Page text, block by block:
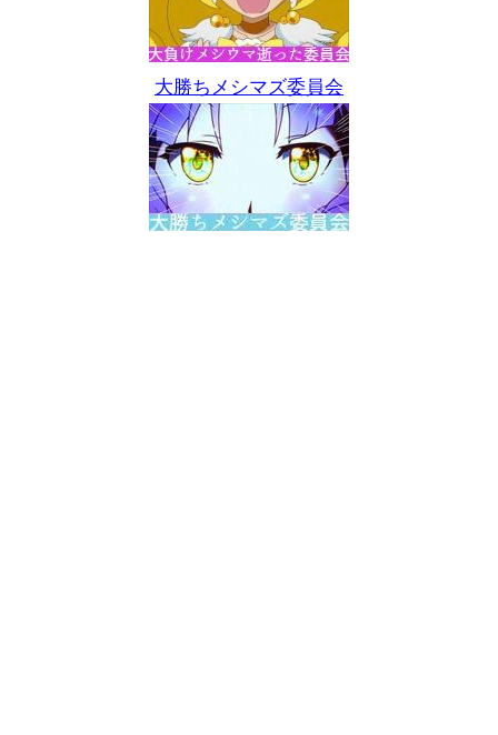
大勝ちメシマズ委員会